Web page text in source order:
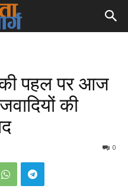
की पहल पर आज
की
0